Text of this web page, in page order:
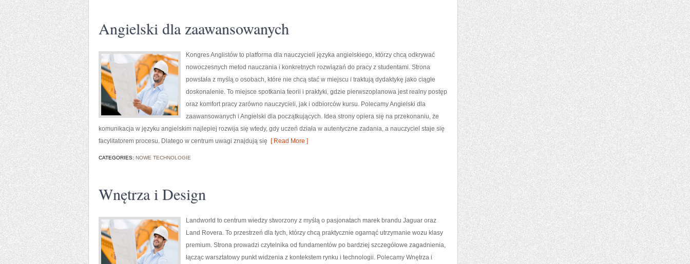
Angielski dla zaawansowanych
Kongres Anglistów to platforma dla nauczycieli języka angielskiego, którzy chcą odkrywać
nowoczesnych metod nauczania i konkretnych rozwiązań do pracy z studentami. Strona
powstała z myślą o osobach, które nie chcą stać w miejscu i traktują dydaktykę jako ciągłe
doskonalenie. To miejsce spotkania teorii i praktyki, gdzie pierwszoplanowa jest realny postęp
oraz komfort pracy zarówno nauczycieli, jak i odbiorców kursu. Polecamy Angielski dla
zaawansowanych i Angielski dla początkujących. Idea strony opiera się na przekonaniu, że
komunikacja w języku angielskim najlepiej rozwija się wtedy, gdy uczeń działa w autentyczne zadania, a nauczyciel staje się
facylitatorem procesu. Dlatego w centrum uwagi znajdują się [ Read More ]
CATEGORIES: NOWE TECHNOLOGIE
Wnętrza i Design
Landworld to centrum wiedzy stworzony z myślą o pasjonatach marek brandu Jaguar oraz
Land Rovera. To przestrzeń dla tych, którzy chcą praktycznie ogarnąć utrzymanie wozu klasy
premium. Strona prowadzi czytelnika od fundamentów po bardziej szczegółowe zagadnienia,
łącząc warsztatowy punkt widzenia z kontekstem rynku i technologii. Polecamy Wnętrza i